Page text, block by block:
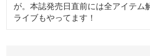
が。本誌発売日直前には全アイテム
ライブもやってます！